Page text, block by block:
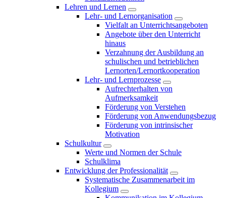
Lehren und Lernen
Lehr- und Lernorganisation
Vielfalt an Unterrichtsangeboten
Angebote über den Unterricht
hinaus
Verzahnung der Ausbildung an
schulischen und betrieblichen
Lernorten/Lernortkooperation
Lehr- und Lernprozesse
Aufrechterhalten von
Aufmerksamkeit
Förderung von Verstehen
Förderung von Anwendungsbezug
Förderung von intrinsischer
Motivation
Schulkultur
Werte und Normen der Schule
Schulklima
Entwicklung der Professionalität
Systematische Zusammenarbeit im
Kollegium